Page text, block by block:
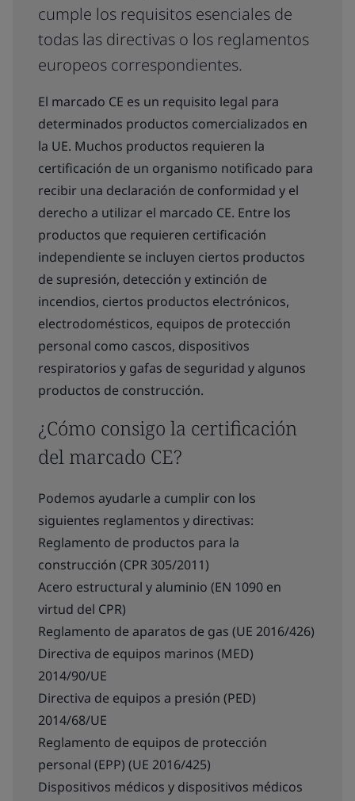
cumple los requisitos esenciales de
todas las directivas o los reglamentos
europeos correspondientes.
El marcado CE es un requisito legal para
determinados productos comercializados en
la UE. Muchos productos requieren la
certificación de un organismo notificado para
recibir una declaración de conformidad y el
derecho a utilizar el marcado CE. Entre los
productos que requieren certificación
independiente se incluyen ciertos productos
de supresión, detección y extinción de
incendios, ciertos productos electrónicos,
electrodomésticos, equipos de protección
personal como cascos, dispositivos
respiratorios y gafas de seguridad y algunos
productos de construcción.
¿Cómo consigo la certificación
del marcado CE?
Podemos ayudarle a cumplir con los
siguientes reglamentos y directivas:
Reglamento de productos para la
construcción (CPR 305/2011)
Acero estructural y aluminio (EN 1090 en
virtud del CPR)
Reglamento de aparatos de gas (UE 2016/426)
Directiva de equipos marinos (MED)
2014/90/UE
Directiva de equipos a presión (PED)
2014/68/UE
Reglamento de equipos de protección
personal (EPP) (UE 2016/425)
Dispositivos médicos y dispositivos médicos